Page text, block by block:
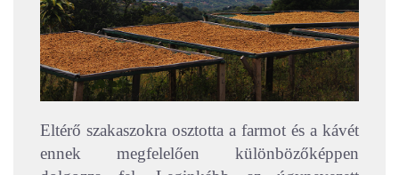
Eltérő szakaszokra osztotta a farmot és a kávét
ennek megfelelően különbözőképpen